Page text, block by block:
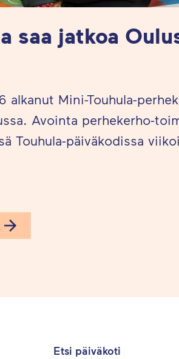
saa jatkoa
alkanut Mini-Touhula-
Avointa perhekerho-
Touhula-päiväkodissa
Etsi päiväkoti